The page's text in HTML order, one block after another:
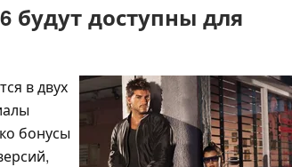
будут доступны для
в двух
бонусы